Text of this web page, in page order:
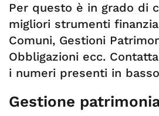
Per questo è in grado di
migliori strumenti
Comuni, Gestioni
Obbligazioni ecc.
i numeri presenti in
Gestione